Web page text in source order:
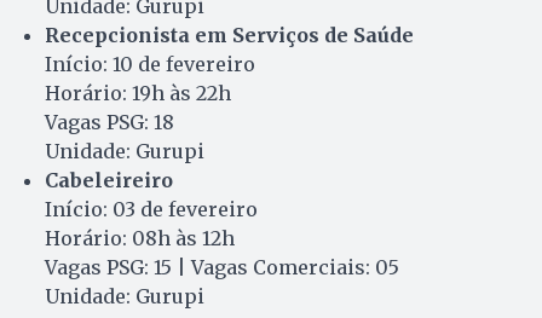
Unidade: Gurupi
Recepcionista em Serviços de Saúde
Início: 10 de fevereiro
Horário: 19h às 22h
Vagas PSG: 18
Unidade: Gurupi
Cabeleireiro
Início: 03 de fevereiro
Horário: 08h às 12h
Vagas PSG: 15 | Vagas Comerciais: 05
Unidade: Gurupi